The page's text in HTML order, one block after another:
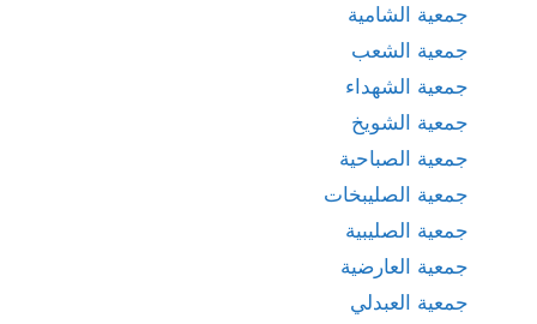
جمعية الشامية
جمعية الشعب
جمعية الشهداء
جمعية الشويخ
جمعية الصباحية
جمعية الصليبخات
جمعية الصليبية
جمعية العارضية
جمعية العبدلي